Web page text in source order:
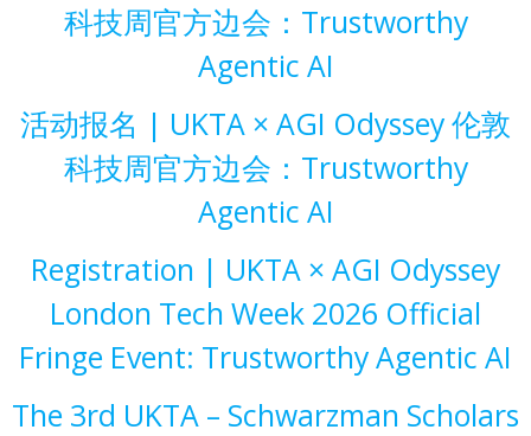
科技周官方边会：Trustworthy
Agentic AI
活动报名 | UKTA × AGI Odyssey 伦敦
科技周官方边会：Trustworthy
Agentic AI
Registration | UKTA × AGI Odyssey
London Tech Week 2026 Official
Fringe Event: Trustworthy Agentic AI
The 3rd UKTA – Schwarzman Scholars